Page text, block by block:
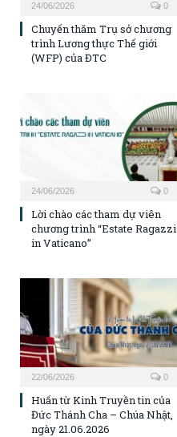
24/06/2026 0
Chuyến thăm Trụ sở chương
trình Lương thực Thế giới
(WFP) của ĐTC
24/06/2026 0
Lời chào các tham dự viên
chương trình “Estate Ragazzi
in Vaticano”
22/06/2026 0
Huấn từ Kinh Truyền tin của
Đức Thánh Cha – Chúa Nhật,
ngày 21.06.2026